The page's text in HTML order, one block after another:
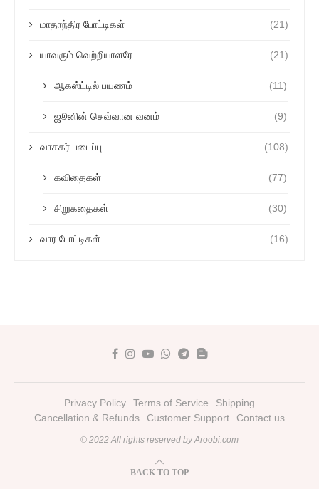
மாதாந்திர போட்டிகள் (21)
யாவரும் வெற்றியாளரே (21)
ஆகஸ்ட்டில் பயணம் (11)
ஜூனின் செவ்வான வனம் (9)
வாசகர் படைப்பு (108)
கவிதைகள் (77)
சிறுகதைகள் (30)
வார போட்டிகள் (16)
Privacy Policy Terms of Service
Shipping
Cancellation & Refunds
Customer Support Contact us
© 2022 All rights reserved by Aroobi.com
BACK TO TOP